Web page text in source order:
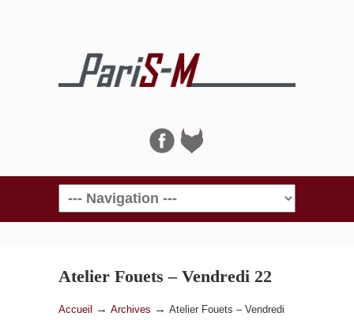
Navigation
Atelier Fouets – Vendredi 22
mai 2015
Accueil → Archives → Atelier Fouets – Vendredi